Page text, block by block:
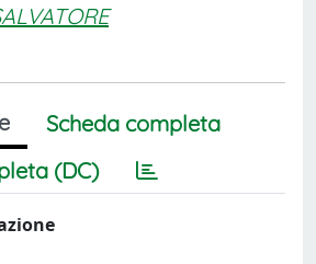
Scheda completa
(DC)